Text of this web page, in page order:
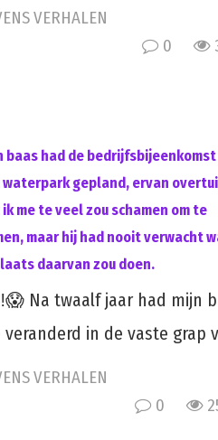
VERHALEN
0
baas had de bedrijfsbijeenkomst
gepland, ervan
me te veel zou schamen om te
maar hij had nooit verwacht
daarvan zou doen.
Na twaalf jaar had mijn
veranderd in de vaste grap
VERHALEN
0